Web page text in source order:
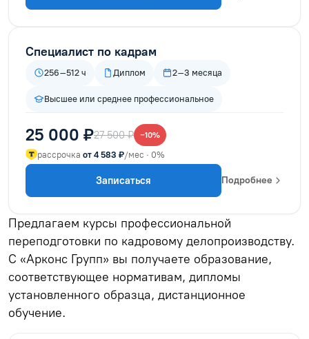
Специалист по кадрам
256–512 ч Диплом 2–3 месяца
Высшее или среднее профессиональное
25 000 ₽27 500 ₽ −10%
рассрочка от 4 583 ₽/мес · 0%
Записаться Подробнее
Предлагаем курсы профессиональной
переподготовки по кадровому делопроизводству.
С «Арконс Групп» вы получаете образование,
соответствующее нормативам, дипломы
установленного образца, дистанционное
обучение.